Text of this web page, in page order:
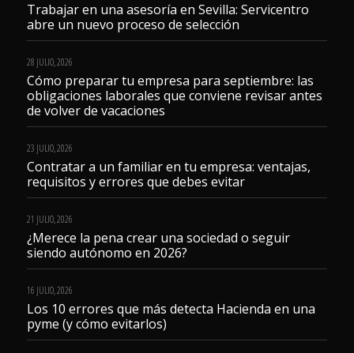
Trabajar en una asesoría en Sevilla: Servicentro
abre un nuevo proceso de selección
28 JULIO, 2026
Cómo preparar tu empresa para septiembre: las
obligaciones laborales que conviene revisar antes
de volver de vacaciones
23 JULIO, 2026
Contratar a un familiar en tu empresa: ventajas,
requisitos y errores que debes evitar
21 JULIO, 2026
¿Merece la pena crear una sociedad o seguir
siendo autónomo en 2026?
16 JULIO, 2026
Los 10 errores que más detecta Hacienda en una
pyme (y cómo evitarlos)